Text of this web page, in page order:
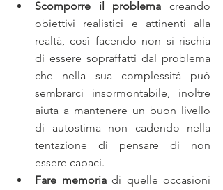
Scomporre il problema creando
obiettivi realistici e attinenti alla
realtà, così facendo non si rischia
di essere sopraffatti dal problema
che nella sua complessità può
sembrarci insormontabile, inoltre
aiuta a mantenere un buon livello
di autostima non cadendo nella
tentazione di pensare di non
essere capaci.
Fare memoria di quelle occasioni